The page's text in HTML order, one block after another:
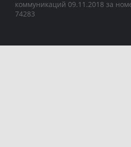
коммуникаций 09.11.2018 за
74283